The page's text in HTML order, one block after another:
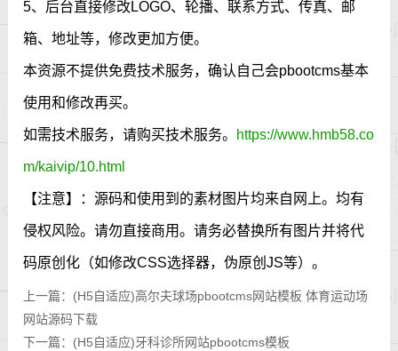
5、后台直接修改LOGO、轮播、联系方式、传真、邮
箱、地址等，修改更加方便。
本资源不提供免费技术服务，确认自己会pbootcms基本
使用和修改再买。
如需技术服务，请购买技术服务。 https://www.hmb58.co
m/kaivip/10.html
【注意】：源码和使用到的素材图片均来自网上。均有
侵权风险。请勿直接商用。请务必替换所有图片并将代
码原创化（如修改CSS选择器，伪原创JS等）。
上一篇： (H5自适应)高尔夫球场pbootcms网站模板 体育运动场
网站源码下载
下一篇： (H5自适应)牙科诊所网站pbootcms模板